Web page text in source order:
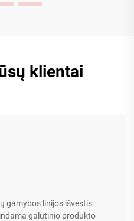
klientai
gamybos linijos išvestis
galutinio produkto